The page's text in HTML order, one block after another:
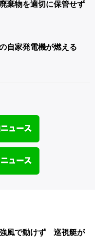
棄物を適切に保管せず
自家発電機が燃える
風で動けず 巡視艇が